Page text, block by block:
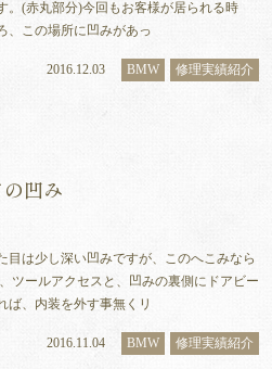
。(赤丸部分)今回もお客様が居られる時
、この場所に凹みがあっ
2016.12.03 BMW 修理実績紹介
凹み
目は少し深い凹みですが、このへこみなら
ツールアクセスと、凹みの裏側にドアビー
ば、内装を外す事無くリ
2016.11.04 BMW 修理実績紹介